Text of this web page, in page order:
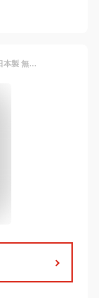
カーディガン ニット メンズ ビジネス 洗える 日本製 無地 前開き ボタン ニットカーディガン 男性 長袖 カジュアル ウール混 春 秋冬 シンプル ベーシック 防寒 着回し 通勤 M L LL